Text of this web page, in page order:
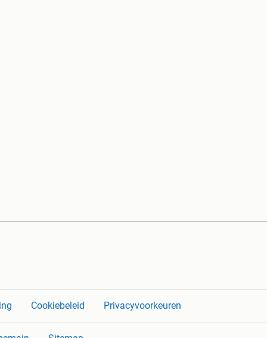
Cookiebeleid Privacyvoorkeuren